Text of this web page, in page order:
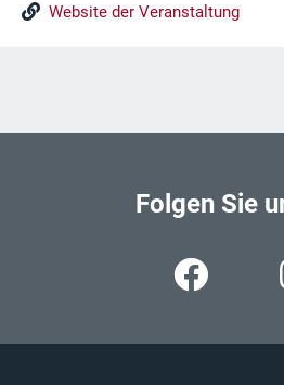
Website der Veranstaltung
Folgen Sie